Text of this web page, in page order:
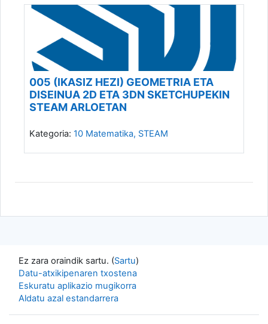
005 (IKASIZ HEZI) GEOMETRIA ETA
DISEINUA 2D ETA 3DN SKETCHUPEKIN
STEAM ARLOETAN
Kategoria: 10 Matematika, STEAM
Ez zara oraindik sartu. (Sartu)
Datu-atxikipenaren txostena
Eskuratu aplikazio mugikorra
Aldatu azal estandarrera